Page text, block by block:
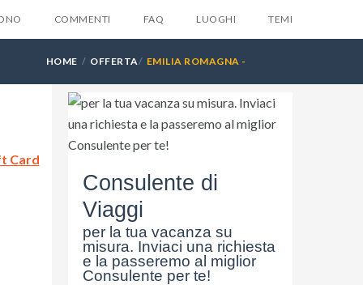
tua email e ti invieremo
6 suggerimenti
ti dara mai...
COMMENTI FAQ LUOGHI TEMI
HOME OFFERTA EMILIA ROMAGNA -
RAVENNA - CATTOLICA
Card
Consulente di
Viaggi
per la tua vacanza su
misura. Inviaci una richiesta
e la passeremo al miglior
Consulente per te!